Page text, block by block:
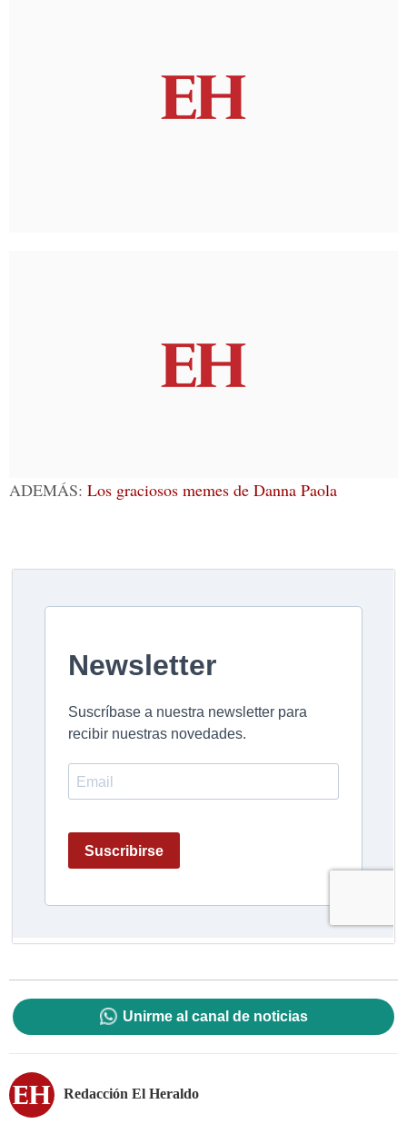
ADEMÁS: Los graciosos memes de Danna Paola
Unirme al canal de noticias
Redacción El Heraldo